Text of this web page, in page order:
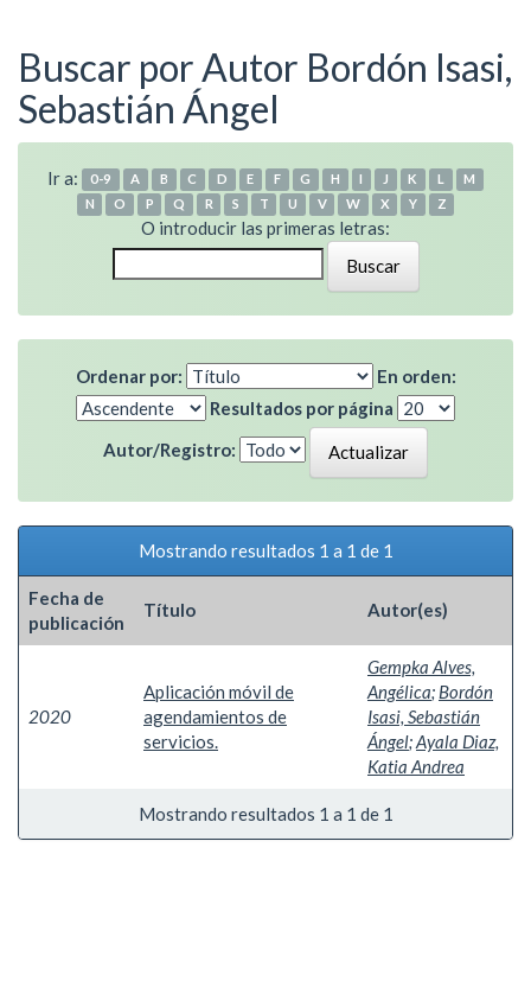
Buscar por Autor Bordón Isasi,
Sebastián Ángel
Ir a: 0-9 A B C D E F G H I J K L
M
N
O P Q R S T U V W X Y Z
O introducir las primeras letras:
Ordenar por:
En orden:
Resultados por página
Autor/Registro:
Mostrando resultados 1 a 1 de 1
Fecha de
publicación
Título Autor(es)
2020
Aplicación móvil de
agendamientos de
servicios.
Gempka Alves,
Angélica; Bordón
Isasi, Sebastián
Ángel;Ayala Diaz,
Katia Andrea
Mostrando resultados 1 a 1 de 1